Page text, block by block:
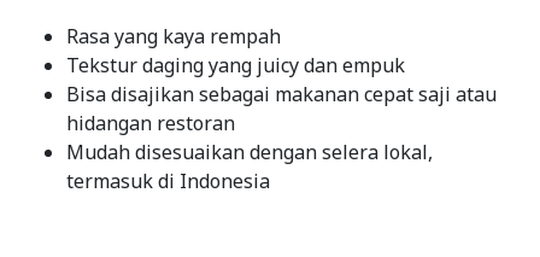
Rasa yang kaya rempah
Tekstur daging yang juicy dan empuk
Bisa disajikan sebagai makanan cepat saji atau
hidangan restoran
Mudah disesuaikan dengan selera lokal,
termasuk di Indonesia